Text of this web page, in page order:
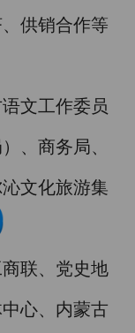
供销合作等
文工作委员
、商务局、
文化旅游集
联、党史地
心、内蒙古